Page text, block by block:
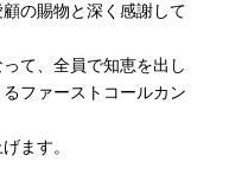
の賜物と深く感謝して
て、全員で知恵を出し
ファーストコールカン
ます。